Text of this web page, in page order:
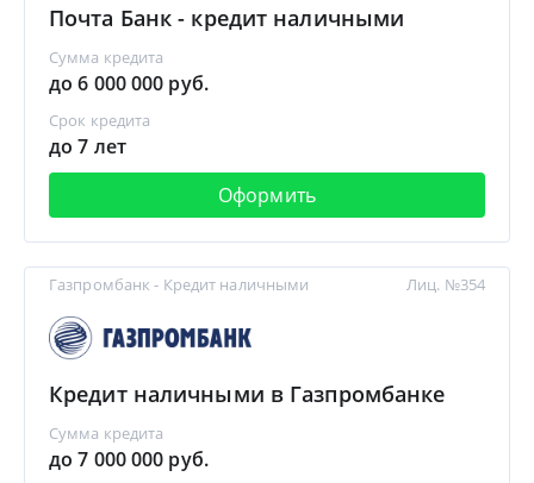
Почта Банк - кредит наличными
Сумма кредита
до 6 000 000 руб.
Срок кредита
до 7 лет
Оформить
Газпромбанк - Кредит наличными
Кредит наличными в Газпромбанке
Сумма кредита
до 7 000 000 руб.
Лиц. №354